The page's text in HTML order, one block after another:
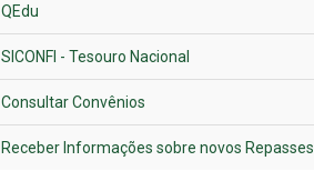
QEdu
SICONFI - Tesouro Nacional
Consultar Convênios
Receber Informações sobre novos Repasses